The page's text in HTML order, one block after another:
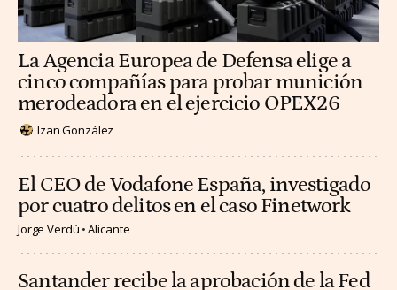
La Agencia Europea de Defensa elige a
cinco compañías para probar munición
merodeadora en el ejercicio OPEX26
Izan González
El CEO de Vodafone España, investigado
por cuatro delitos en el caso Finetwork
Jorge Verdú Alicante
Santander recibe la aprobación de la Fed